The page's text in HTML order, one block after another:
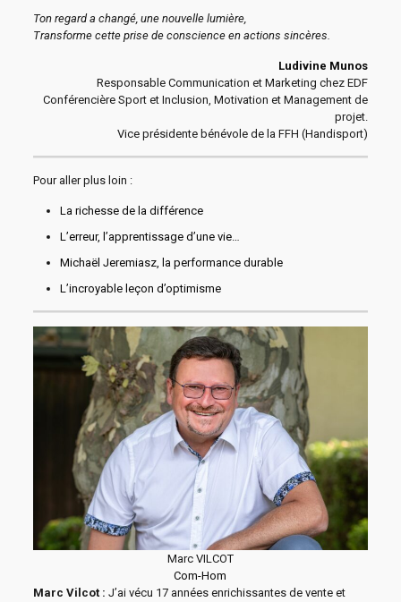
Ton regard a changé, une nouvelle lumière,
Transforme cette prise de conscience en actions sincères.
Ludivine Munos
Responsable Communication et Marketing chez EDF
Conférencière Sport et Inclusion, Motivation et Management de
projet.
Vice présidente bénévole de la FFH (Handisport)
Pour aller plus loin :
La richesse de la différence
L’erreur, l’apprentissage d’une vie…
Michaël Jeremiasz, la performance durable
L’incroyable leçon d’optimisme
Marc VILCOT
Com-Hom
Marc Vilcot : J’ai vécu 17 années enrichissantes de vente et